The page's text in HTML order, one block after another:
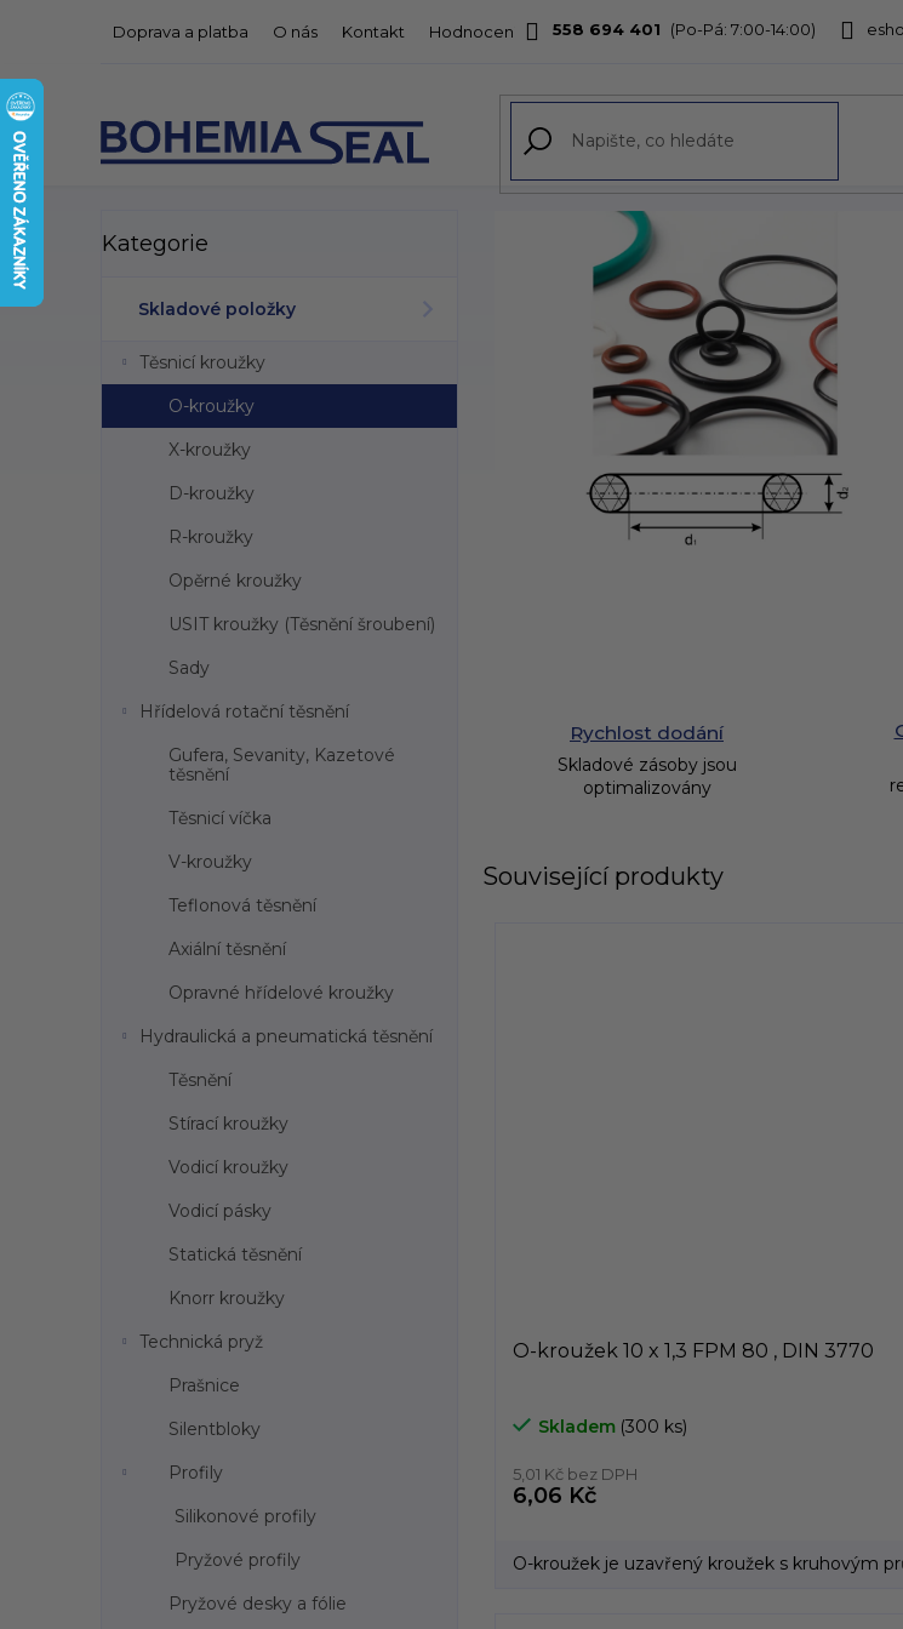
558 694 401
Doprava a platba O nás Kontakt Hodnocení obchodu
o
n
í
kategorie
Kategorie
Skladové položky
Těsnicí kroužky
O-kroužky
X-kroužky
D-kroužky
R-kroužky
Opěrné kroužky
USIT kroužky (Těsnění šroubení)
Sady
Hřídelová rotační těsnění
Gufera, Sevanity, Kazetové
těsnění
Těsnicí víčka
V-kroužky
Teflonová těsnění
Axiální těsnění
Opravné hřídelové kroužky
Hydraulická a pneumatická těsnění
Těsnění
Stírací kroužky
Vodicí kroužky
Vodicí pásky
Statická těsnění
Knorr kroužky
Technická pryž
Prašnice
Silentbloky
Profily
Silikonové profily
Pryžové profily
Pryžové desky a fólie
Rychlost dodání
Skladové zásoby jsou
optimalizovány
Související produkty
O-kroužek 10 x 1,3 FPM 80 , DIN 3770
Skladem (300 ks)
5,01 Kč bez DPH
6,06 Kč
O-kroužek je uzavřený kroužek s kruhovým